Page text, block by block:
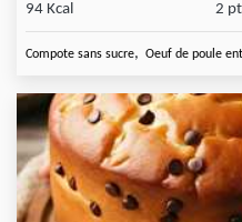
94 Kcal 2
Compote sans sucre, Oeuf de poule